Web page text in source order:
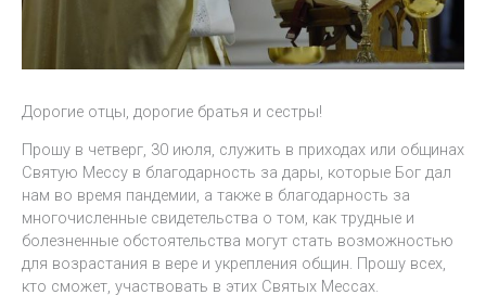
Дорогие отцы, дорогие братья и сестры!
Прошу в четверг, 30 июля, служить в приходах или общинах
Святую Мессу в благодарность за дары, которые Бог дал
нам во время пандемии, а также в благодарность за
многочисленные свидетельства о том, как трудные и
болезненные обстоятельства могут стать возможностью
для возрастания в вере и укрепления общин. Прошу всех,
кто сможет, участвовать в этих Святых Мессах.